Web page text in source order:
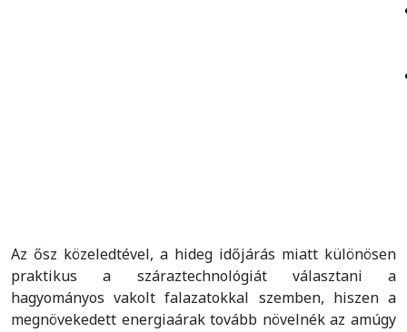
Az ősz közeledtével, a hideg időjárás miatt különösen
praktikus a száraztechnológiát választani a
hagyományos vakolt falazatokkal szemben, hiszen a
megnövekedett energiaárak tovább növelnék az amúgy